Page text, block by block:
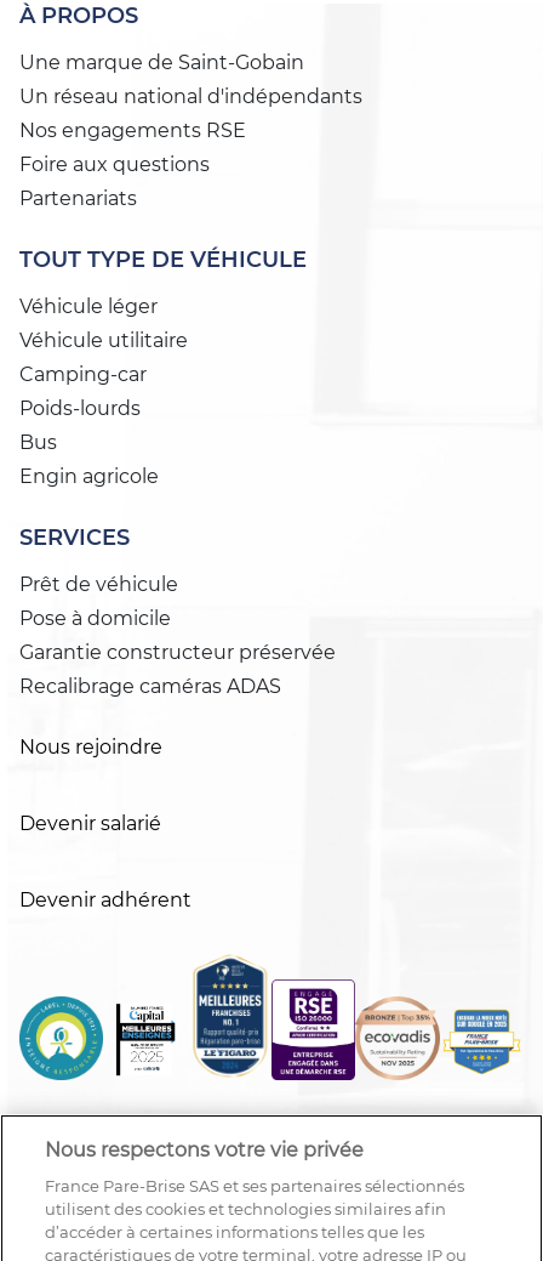
À PROPOS
Une marque de Saint-Gobain
Un réseau national d'indépendants
Nos engagements RSE
Foire aux questions
Partenariats
TOUT TYPE DE VÉHICULE
Véhicule léger
Véhicule utilitaire
Camping-car
Poids-lourds
Bus
Engin agricole
SERVICES
Prêt de véhicule
Pose à domicile
Garantie constructeur préservée
Recalibrage caméras ADAS
Nous rejoindre
Devenir salarié
Devenir adhérent
Nous respectons votre vie privée
France Pare-Brise SAS et ses partenaires sélectionnés
utilisent des cookies et technologies similaires afin
d’accéder à certaines informations telles que les
caractéristiques de votre terminal, votre adresse IP ou